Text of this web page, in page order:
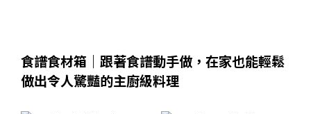
食譜食材箱｜跟著食譜動手做，在家也能輕鬆
做出令人驚豔的主廚級料理